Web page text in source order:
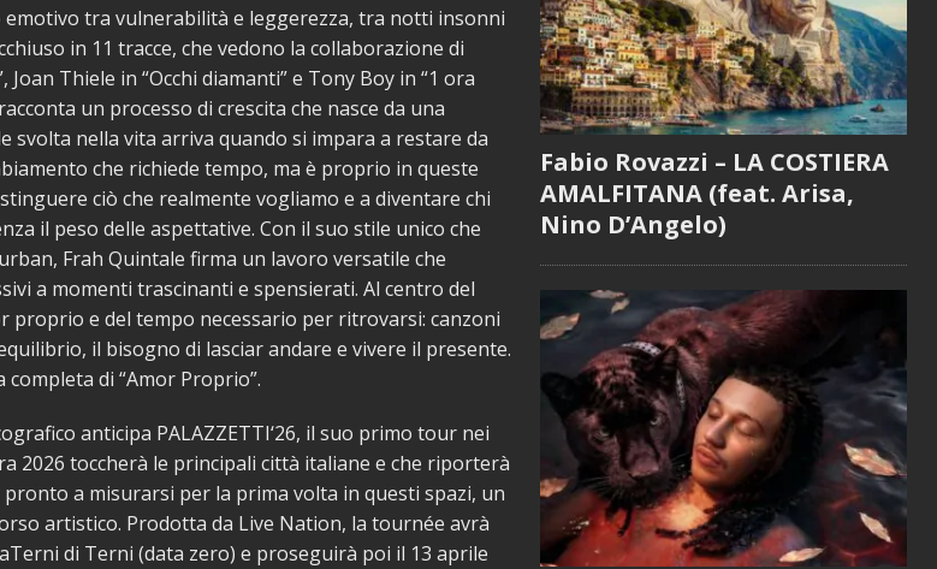
emotivo tra vulnerabilità e leggerezza, tra notti insonni
in 11 tracce, che vedono la collaborazione di
Joan Thiele in “Occhi diamanti” e Tony Boy in “1 ora
un processo di crescita che nasce da una
svolta nella vita arriva quando si impara a restare da
che richiede tempo, ma è proprio in queste
ciò che realmente vogliamo e a diventare chi
il peso delle aspettative. Con il suo stile unico che
Frah Quintale firma un lavoro versatile che
a momenti trascinanti e spensierati. Al centro del
proprio e del tempo necessario per ritrovarsi: canzoni
il bisogno di lasciar andare e vivere il presente.
di “Amor Proprio”.
anticipa PALAZZETTI‘26, il suo primo tour nei
2026 toccherà le principali città italiane e che riporterà
pronto a misurarsi per la prima volta in questi spazi, un
artistico. Prodotta da Live Nation, la tournée avrà
di Terni (data zero) e proseguirà poi il 13 aprile
Fabio Rovazzi – LA COSTIERA
AMALFITANA (feat. Arisa,
Nino D’Angelo)